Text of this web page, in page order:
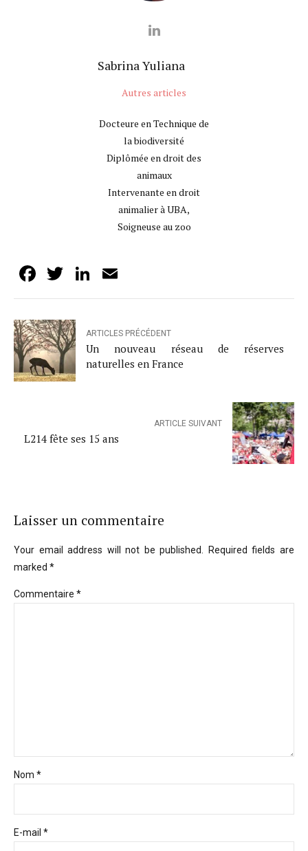
Sabrina Yuliana
Autres articles
Docteure en Technique de
la biodiversité
Diplômée en droit des
animaux
Intervenante en droit
animalier à UBA,
Soigneuse au zoo
Facebook
TwitterLinkedIn
ARTICLES PRÉCÉDENT
Un nouveau réseau de réserves
naturelles en France
ARTICLE SUIVANT
L214 fête ses 15 ans
Laisser un commentaire
Your email address will not be published. Required fields are
marked *
Commentaire *
Nom *
E-mail *